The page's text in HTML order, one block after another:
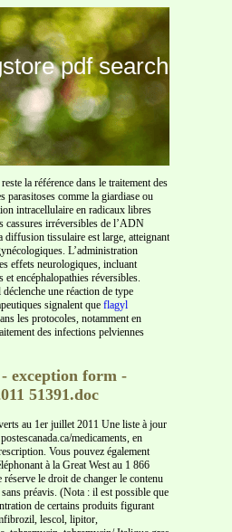
pdf search
la référence dans le traitement des
parasitoses comme la giardiase ou
intracellulaire en radicaux libres
cassures irréversibles de l’ADN
diffusion tissulaire est large, atteignant
L’administration
effets neurologiques, incluant
et encéphalopathies réversibles.
une réaction de type
signalent que flagyl
les protocoles, notamment en
des infections pelviennes
exception form -
51391.doc
au 1er juillet 2011 Une liste à jour
medicaments, en
Vous pouvez également
à la Great West au 1 866
le droit de changer le contenu
préavis. (Nota : il est possible que
de certains produits figurant
lescol, lipitor,